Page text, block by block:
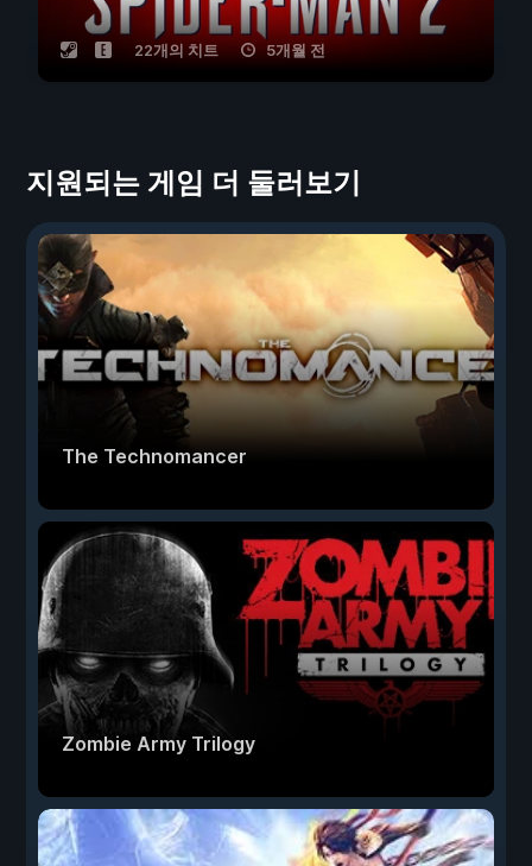
22개의 치트 5개월 전
지원되는 게임 더 둘러보기
The Technomancer
Zombie Army Trilogy